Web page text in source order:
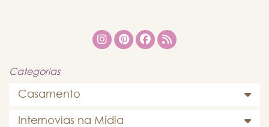
Categorias
Casamento
Internovias na Mídia